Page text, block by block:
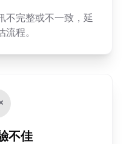
不完整或不一致，延
程。
不佳